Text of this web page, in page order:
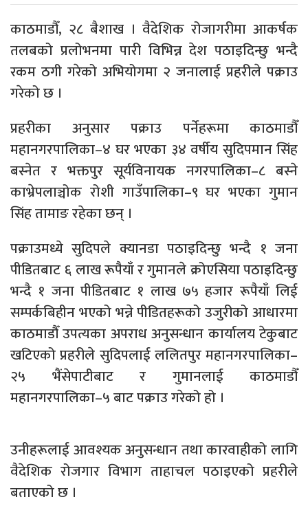
काठमाडौँ, २८ बैशाख । वैदेशिक रोजागरीमा आकर्षक
तलबको प्रलोभनमा पारी विभिन्न देश पठाइदिन्छु भन्दै
रकम ठगी गरेको अभियोगमा २ जनालाई प्रहरीले पक्राउ
गरेको छ ।
प्रहरीका अनुसार पक्राउ पर्नेहरूमा काठमाडौँ
महानगरपालिका–४ घर भएका ३४ वर्षीय सुदिपमान सिंह
बस्नेत र भक्तपुर सूर्यविनायक नगरपालिका–८ बस्ने
काभ्रेपलाञ्चोक रोशी गाउँपालिका–९ घर भएका गुमान
सिंह तामाङ रहेका छन् ।
पक्राउमध्ये सुदिपले क्यानडा पठाइदिन्छु भन्दै १ जना
पीडितबाट ६ लाख रूपैयाँ र गुमानले क्रोएसिया पठाइदिन्छु
भन्दै १ जना पीडितबाट १ लाख ७५ हजार रूपैयाँ लिई
सम्पर्कबिहीन भएको भन्ने पीडितहरूको उजुरीको आधारमा
काठमाडौँ उपत्यका अपराध अनुसन्धान कार्यालय टेकुबाट
खटिएको प्रहरीले सुदिपलाई ललितपुर महानगरपालिका–
२५ भैंसेपाटीबाट र गुमानलाई काठमाडौँ
महानगरपालिका–५ बाट पक्राउ गरेको हो ।
उनीहरूलाई आवश्यक अनुसन्धान तथा कारवाहीको लागि
वैदेशिक रोजगार विभाग ताहाचल पठाइएको प्रहरीले
बताएको छ ।